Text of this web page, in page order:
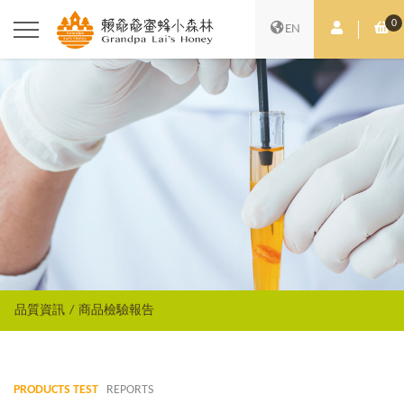
EN 會員中心0
購
品質資訊 商品檢驗報告
PRODUCTS TEST REPORTS